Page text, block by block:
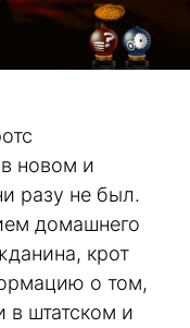
новом и
разу не был.
домашнего
крот
о том,
в штатском и